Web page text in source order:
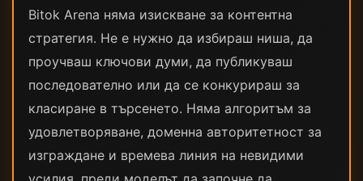
Bitok Arena няма изискване за контентна
стратегия. Не е нужно да избираш ниша, да
проучваш ключови думи, да публикуваш
последователно или да се конкурираш за
класиране в търсенето. Няма алгоритъм за
удовлетворяване, доменна авторитетност за
изграждане и времева линия на невидими